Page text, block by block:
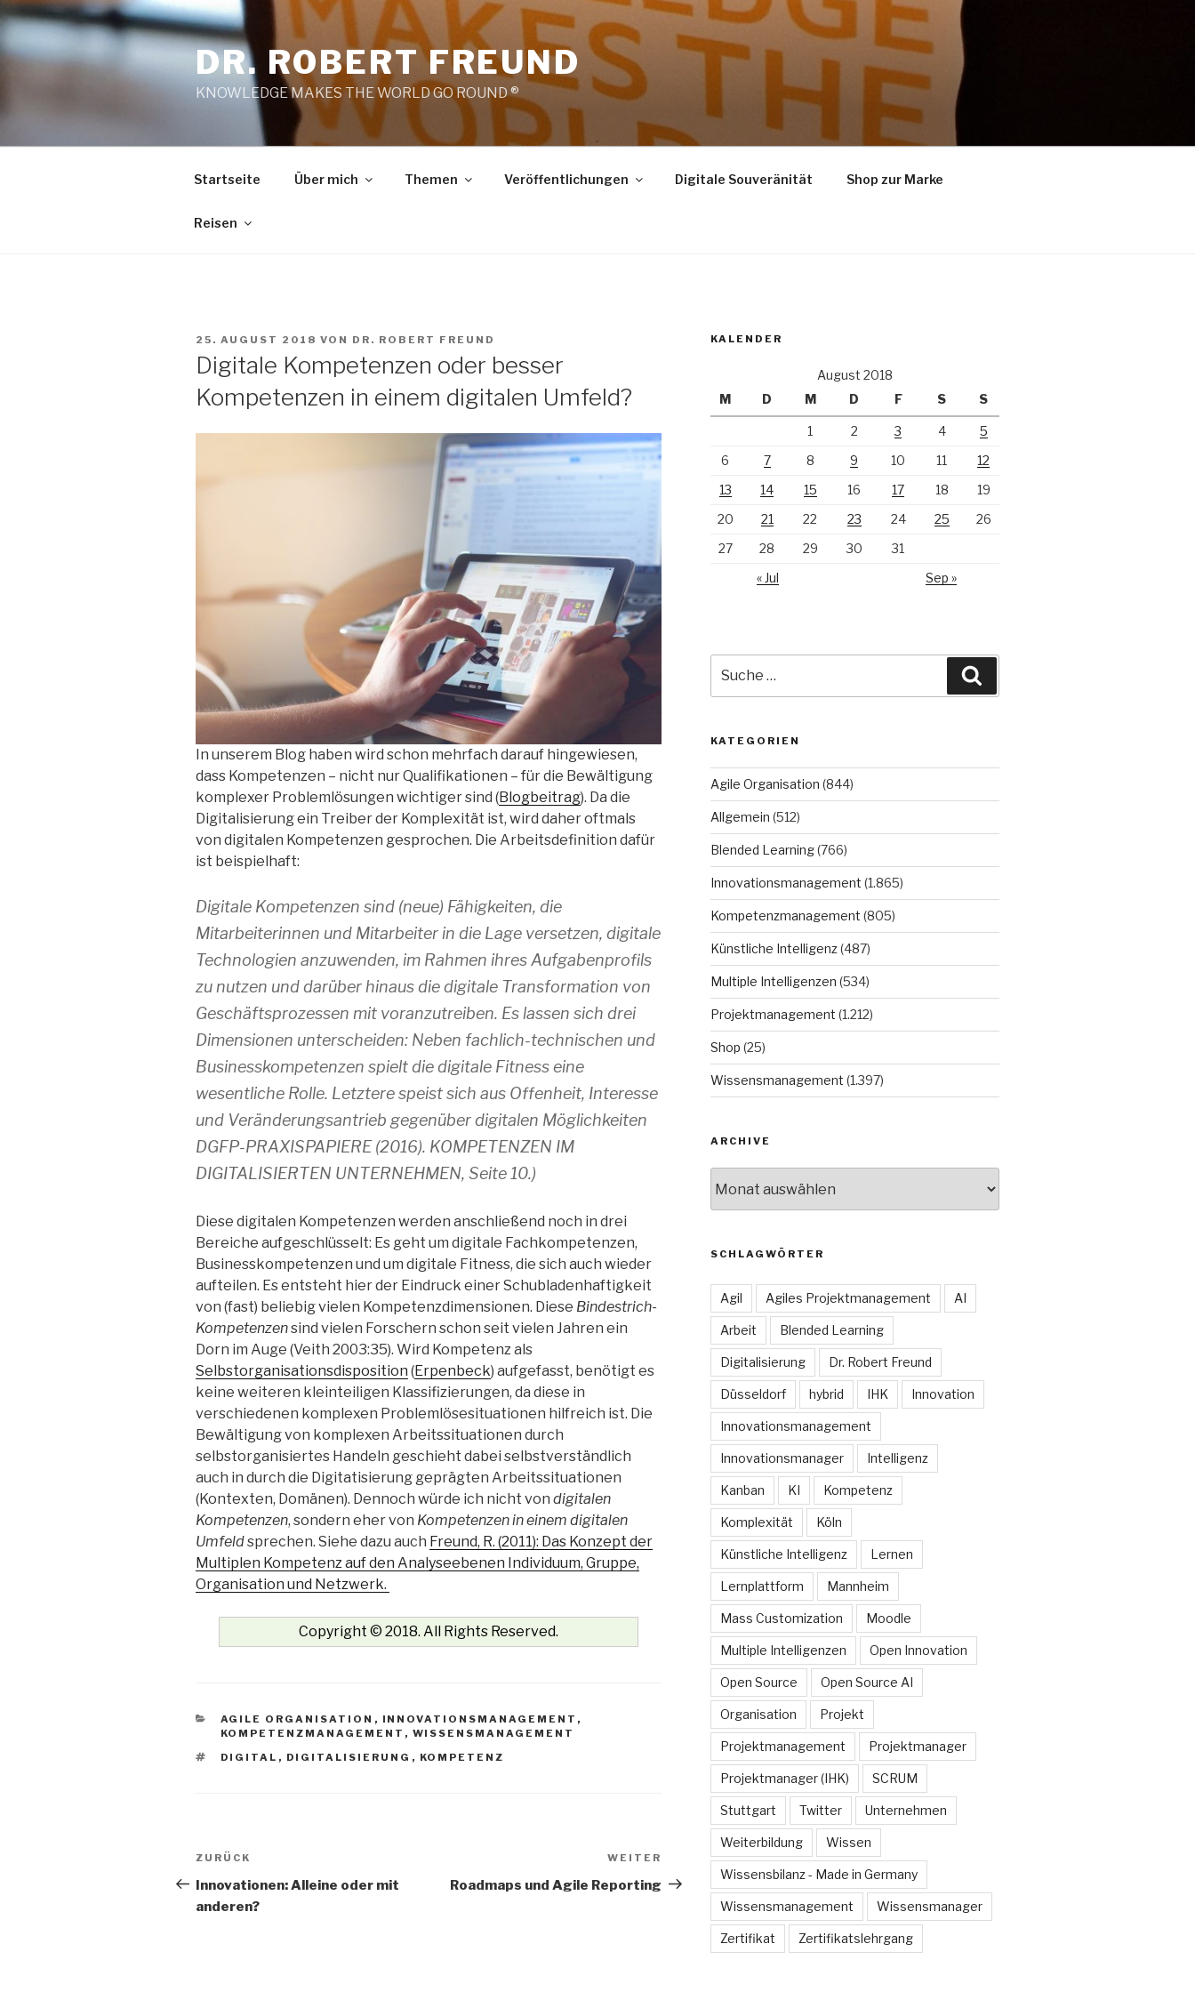
Zum
Inhalt
springen
DR. ROBERT FREUND
KNOWLEDGE MAKES THE WORLD GO ROUND ®
Startseite Über mich Themen Veröffentlichungen Digitale Souveränität Shop zur Marke
Reisen
VERÖFFENTLICHT
25. AUGUST 2018 VON DR. ROBERT FREUND
Digitale Kompetenzen oder besser
Kompetenzen in einem digitalen Umfeld?
In unserem Blog haben wird schon mehrfach darauf hingewiesen,
dass Kompetenzen – nicht nur Qualifikationen – für die Bewältigung
komplexer Problemlösungen wichtiger sind (Blogbeitrag). Da die
Digitalisierung ein Treiber der Komplexität ist, wird daher oftmals
von digitalen Kompetenzen gesprochen. Die Arbeitsdefinition dafür
ist beispielhaft:
Digitale Kompetenzen sind (neue) Fähigkeiten, die
Mitarbeiterinnen und Mitarbeiter in die Lage versetzen, digitale
Technologien anzuwenden, im Rahmen ihres Aufgabenprofils
zu nutzen und darüber hinaus die digitale Transformation von
Geschäftsprozessen mit voranzutreiben. Es lassen sich drei
Dimensionen unterscheiden: Neben fachlich-technischen und
Businesskompetenzen spielt die digitale Fitness eine
wesentliche Rolle. Letztere speist sich aus Offenheit, Interesse
und Veränderungsantrieb gegenüber digitalen Möglichkeiten
DGFP-PRAXISPAPIERE (2016). KOMPETENZEN IM
DIGITALISIERTEN UNTERNEHMEN, Seite 10.)
Diese digitalen Kompetenzen werden anschließend noch in drei
Bereiche aufgeschlüsselt: Es geht um digitale Fachkompetenzen,
Businesskompetenzen und um digitale Fitness, die sich auch wieder
aufteilen. Es entsteht hier der Eindruck einer Schubladenhaftigkeit
von (fast) beliebig vielen Kompetenzdimensionen. Diese Bindestrich-
Kompetenzensind vielen Forschern schon seit vielen Jahren ein
Dorn im Auge (Veith 2003:35). Wird Kompetenz als
Selbstorganisationsdisposition (Erpenbeck) aufgefasst, benötigt es
keine weiteren kleinteiligen Klassifizierungen, da diese in
verschiedenen komplexen Problemlösesituationen hilfreich ist. Die
Bewältigung von komplexen Arbeitssituationen durch
selbstorganisiertes Handeln geschieht dabei selbstverständlich
auch in durch die Digitatisierung geprägten Arbeitssituationen
(Kontexten, Domänen). Dennoch würde ich nicht von digitalen
Kompetenzen, sondern eher von Kompetenzen in einem digitalen
Umfeldsprechen. Siehe dazu auch Freund, R. (2011): Das Konzept der
Multiplen Kompetenz auf den Analyseebenen Individuum, Gruppe,
Organisation und Netzwerk.
Copyright © 2018. All Rights Reserved.
KATEGORIEN
AGILE ORGANISATION , INNOVATIONSMANAGEMENT ,
KOMPETENZMANAGEMENT , WISSENSMANAGEMENT
SCHLAGWÖRTER
DIGITAL , DIGITALISIERUNG , KOMPETENZ
Beitrags-
Navigation
Vorheriger
Beitrag
ZURÜCK
Innovationen: Alleine oder mit
anderen?
Nächster
Beitrag
WEITER
Roadmaps und Agile Reporting
KALENDER
August 2018
M
D M D F S S
1 2 3 4
5
6
7 8 9 10 11
12
13
14 15 16 17 18
19
20
21 22 23 24 25
26
27
28 29 30
31
« Jul
Sep »
nach:
KATEGORIEN
Agile Organisation (844)
Allgemein (512)
Blended Learning(766)
Innovationsmanagement (1.865)
Kompetenzmanagement (805)
Künstliche Intelligenz(487)
Multiple Intelligenzen (534)
Projektmanagement (1.212)
Shop (25)
Wissensmanagement (1.397)
ARCHIVE
SCHLAGWÖRTER
Agil Agiles Projektmanagement AI
Arbeit Blended Learning
Digitalisierung Dr. Robert Freund
Düsseldorf hybrid IHK Innovation
Innovationsmanagement
Innovationsmanager Intelligenz
Kanban KI Kompetenz
Komplexität Köln
Künstliche Intelligenz Lernen
Lernplattform Mannheim
Mass Customization Moodle
Multiple Intelligenzen Open Innovation
Open Source Open Source AI
Organisation Projekt
Projektmanagement Projektmanager
Projektmanager (IHK) SCRUM
Stuttgart Twitter Unternehmen
Weiterbildung Wissen
Wissensbilanz - Made in Germany
Wissensmanagement Wissensmanager
Zertifikat Zertifikatslehrgang